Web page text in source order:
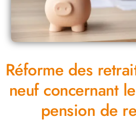
Réforme des
neuf concernant
pension de